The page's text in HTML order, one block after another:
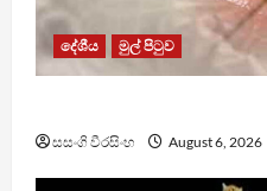
දේශීය මුල් පිටුව
සසංගි වීරසිංහ August 6, 2026